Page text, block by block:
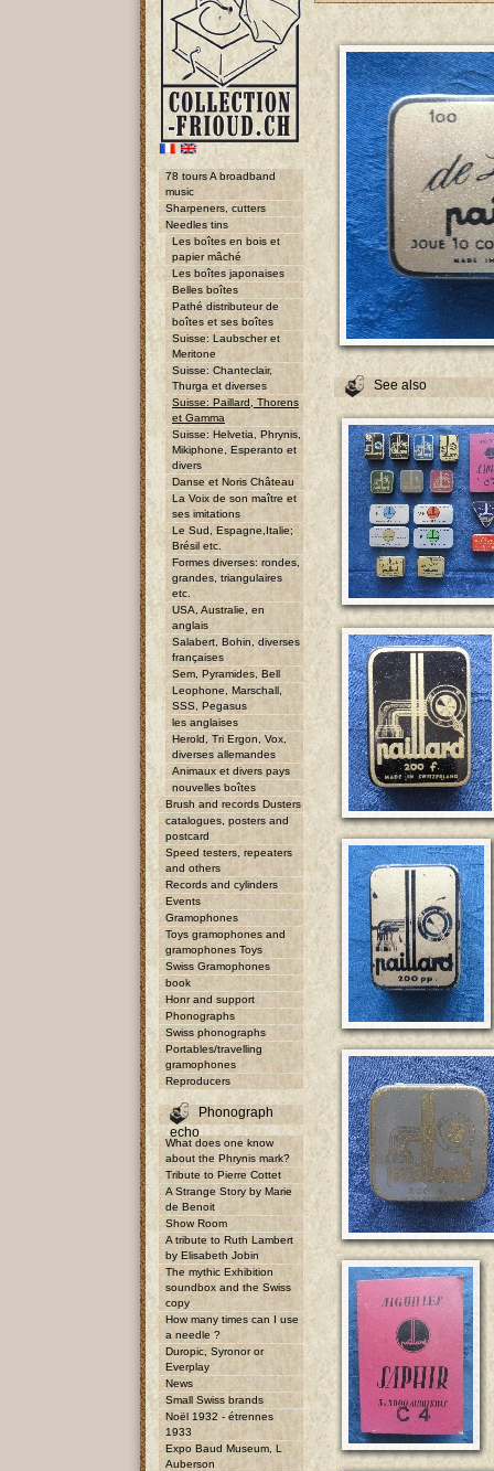
78 tours A broadband
music
Sharpeners, cutters
Needles tins
Les boîtes en bois et
papier mâché
Les boîtes japonaises
Belles boîtes
Pathé distributeur de
boîtes et ses boîtes
Suisse: Laubscher et
Meritone
Suisse: Chanteclair,
Thurga et diverses
Suisse: Paillard, Thorens
et Gamma
Suisse: Helvetia, Phrynis,
Mikiphone, Esperanto et
divers
Danse et Noris Château
La Voix de son maître et
ses imitations
Le Sud, Espagne,Italie;
Brésil etc.
Formes diverses: rondes,
grandes, triangulaires
etc.
USA, Australie, en
anglais
Salabert, Bohin, diverses
françaises
Sem, Pyramides, Bell
Leophone, Marschall,
SSS, Pegasus
les anglaises
Herold, Tri Ergon, Vox,
diverses allemandes
Animaux et divers pays
nouvelles boîtes
Brush and records Dusters
catalogues, posters and
postcard
Speed testers, repeaters
and others
Records and cylinders
Events
Gramophones
Toys gramophones and
gramophones Toys
Swiss Gramophones
book
Honr and support
Phonographs
Swiss phonographs
Portables/travelling
gramophones
Reproducers
Phonograph
echo
What does one know
about the Phrynis mark?
Tribute to Pierre Cottet
A Strange Story by Marie
de Benoit
Show Room
A tribute to Ruth Lambert
by Elisabeth Jobin
The mythic Exhibition
soundbox and the Swiss
copy
How many times can I use
a needle ?
Duropic, Syronor or
Everplay
News
Small Swiss brands
Noël 1932 - étrennes
1933
Expo Baud Museum, L
Auberson
See also